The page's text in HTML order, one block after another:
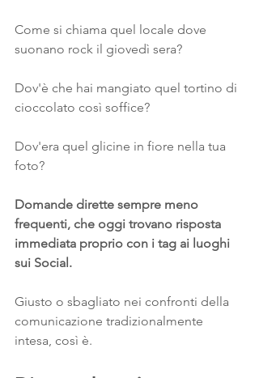
Come si chiama quel locale dove
suonano rock il giovedì sera?
Dov'è che hai mangiato quel tortino di
cioccolato così soffice?
Dov'era quel glicine in fiore nella tua
foto?
Domande dirette sempre meno
frequenti, che oggi trovano risposta
immediata proprio con i tag ai luoghi
sui Social.
Giusto o sbagliato nei confronti della
comunicazione tradizionalmente
intesa, così è.